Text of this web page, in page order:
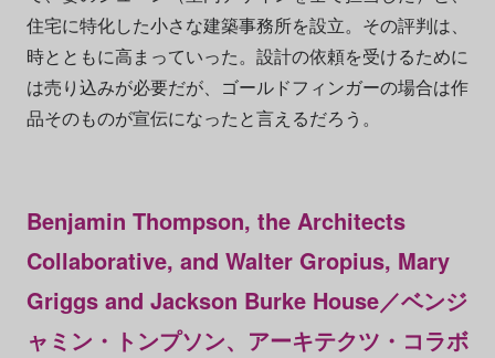
住宅に特化した小さな建築事務所を設立。その評判は、
時とともに高まっていった。設計の依頼を受けるために
は売り込みが必要だが、ゴールドフィンガーの場合は作
品そのものが宣伝になったと言えるだろう。
Benjamin Thompson, the Architects
Collaborative, and Walter Gropius, Mary
Griggs and Jackson Burke House／ベンジ
ャミン・トンプソン、アーキテクツ・コラボ